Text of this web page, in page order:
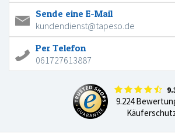
Sende eine E-Mail
kundendienst@tapeso.de
Per Telefon
061727613887
9.224